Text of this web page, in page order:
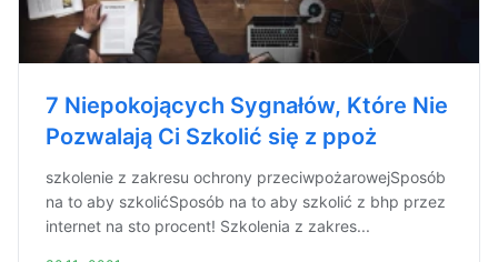
7 Niepokojących Sygnałów, Które Nie
Pozwalają Ci Szkolić się z ppoż
szkolenie z zakresu ochrony przeciwpożarowejSposób
na to aby szkolićSposób na to aby szkolić z bhp przez
internet na sto procent! Szkolenia z zakres...